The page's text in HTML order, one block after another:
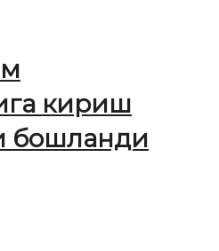
кириш
бошланди